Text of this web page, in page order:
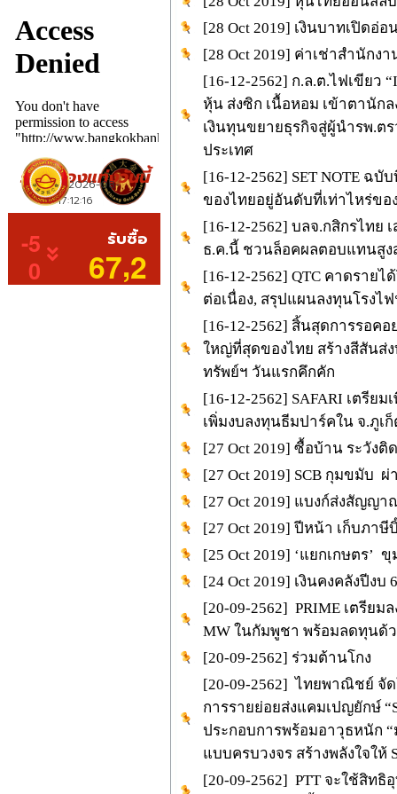
[28 Oct 2019] เงินบาทเปิดอ่อ
[28 Oct 2019] ค่าเช่าสำนักง
[16-12-2562] ก.ล.ต.ไฟเขียว
หุ้น ส่งซิก เนื้อหอม เข้าตานัก
เงินทุนขยายธุรกิจสู่ผู้นำรพ.ต
ประเทศ
[16-12-2562] SET NOTE ฉบั
ของไทยอยู่อันดับที่เท่าไหร่ขอ
[16-12-2562] บลจ.กสิกรไทย
ธ.ค.นี้ ชวนล็อคผลตอบแทนสูง
[16-12-2562] QTC คาดราย
ต่อเนื่อง, สรุปแผนลงทุนโรง
[16-12-2562] สิ้นสุดการรอค
ใหญ่ที่สุดของไทย สร้างสีสันส่
ทรัพย์ฯ วันแรกคึกคัก
[16-12-2562] SAFARI เตรีย
เพิ่มงบลงทุนธีมปาร์คใน จ.ภูเ
[27 Oct 2019] ซื้อบ้าน ระวัง
[27 Oct 2019] SCB กุมขมับ
[27 Oct 2019] แบงก์ส่งสัญญ
[27 Oct 2019] ปีหน้า เก็บภา
[25 Oct 2019] ‘แยกเกษตร’
[24 Oct 2019] เงินคงคลังปีงบ
[20-09-2562] PRIME เตรีย
MW ในกัมพูชา พร้อมลดทุนด้
[20-09-2562] ร่วมต้านโกง
[20-09-2562] ไทยพาณิชย์ จั
การรายย่อยส่งแคมเปญยักษ์
ประกอบการพร้อมอาวุธหนัก “
แบบครบวงจร สร้างพลังใจให้
[20-09-2562] PTT จะใช้สิท